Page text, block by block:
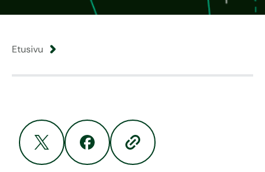
Etusivu